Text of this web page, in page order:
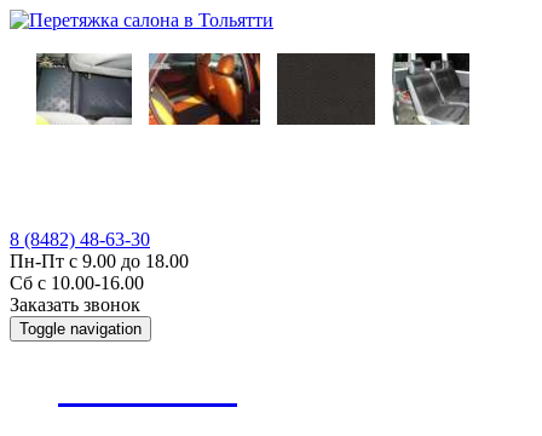
8 (8482) 48-63-30
Пн-Пт с 9.00 до 18.00
Сб с 10.00-16.00
Заказать звонок
Toggle navigation